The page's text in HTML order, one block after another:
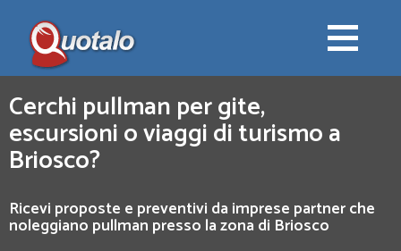
Cerchi pullman per gite,
escursioni o viaggi di turismo a
Briosco?
Ricevi proposte e preventivi da imprese partner che
noleggiano pullman presso la zona di Briosco